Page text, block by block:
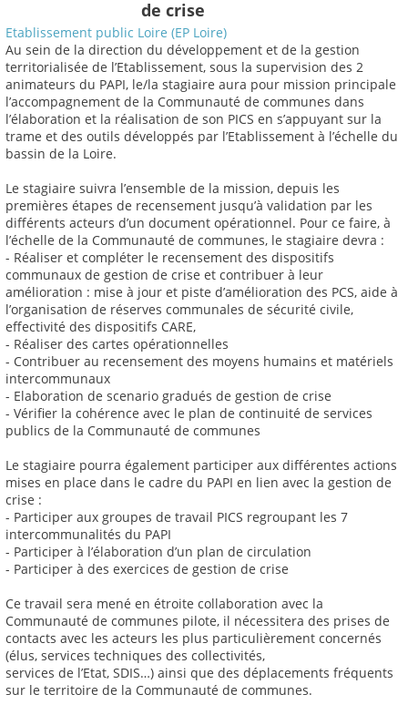
de crise
Etablissement public Loire (EP Loire)
Au sein de la direction du développement et de la gestion
territorialisée de l’Etablissement, sous la supervision des 2
animateurs du PAPI, le/la stagiaire aura pour mission principale
l’accompagnement de la Communauté de communes dans
l’élaboration et la réalisation de son PICS en s’appuyant sur la
trame et des outils développés par l’Etablissement à l’échelle du
bassin de la Loire.
Le stagiaire suivra l’ensemble de la mission, depuis les
premières étapes de recensement jusqu’à validation par les
différents acteurs d’un document opérationnel. Pour ce faire, à
l’échelle de la Communauté de communes, le stagiaire devra :
- Réaliser et compléter le recensement des dispositifs
communaux de gestion de crise et contribuer à leur
amélioration : mise à jour et piste d’amélioration des PCS, aide à
l’organisation de réserves communales de sécurité civile,
effectivité des dispositifs CARE,
- Réaliser des cartes opérationnelles
- Contribuer au recensement des moyens humains et matériels
intercommunaux
- Elaboration de scenario gradués de gestion de crise
- Vérifier la cohérence avec le plan de continuité de services
publics de la Communauté de communes
Le stagiaire pourra également participer aux différentes actions
mises en place dans le cadre du PAPI en lien avec la gestion de
crise :
- Participer aux groupes de travail PICS regroupant les 7
intercommunalités du PAPI
- Participer à l’élaboration d’un plan de circulation
- Participer à des exercices de gestion de crise
Ce travail sera mené en étroite collaboration avec la
Communauté de communes pilote, il nécessitera des prises de
contacts avec les acteurs les plus particulièrement concernés
(élus, services techniques des collectivités,
services de l’Etat, SDIS…) ainsi que des déplacements fréquents
sur le territoire de la Communauté de communes.